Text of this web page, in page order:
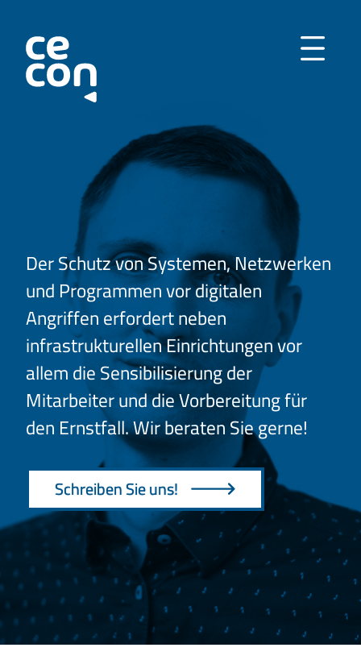
Der Schutz von Systemen, Netzwerken
und Programmen vor digitalen
Angriffen erfordert neben
infrastrukturellen Einrichtungen vor
allem die Sensibilisierung der
Mitarbeiter und die Vorbereitung für
den Ernstfall. Wir beraten Sie gerne!
Schreiben Sie uns!